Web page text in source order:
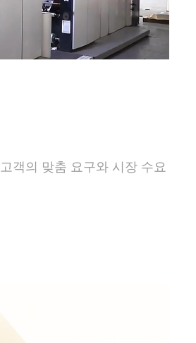
객의 맞춤 요구와 시장 수요